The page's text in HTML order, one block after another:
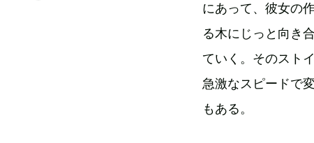
にあって、彼女の
る木にじっと向き
ていく。そのスト
急激なスピードで
もある。